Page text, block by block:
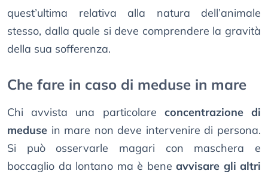
quest’ultima relativa alla natura dell’animale
stesso, dalla quale si deve comprendere la gravità
della sua sofferenza.
Che fare in caso di meduse in mare
Chi avvista una particolare concentrazione di
meduse in mare non deve intervenire di persona.
Si può osservarle magari con maschera e
boccaglio da lontano ma è bene avvisare gli altri